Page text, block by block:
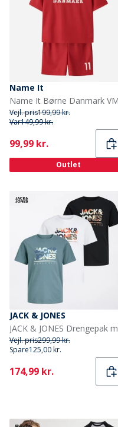
Name It
Vejl. pris199,99 kr.
Var149,99 kr.
Current
99,99 kr.
Outlet
JACK & JONES
Vejl. pris299,99 kr.
Spare125,00 kr.
Current
174,99 kr.